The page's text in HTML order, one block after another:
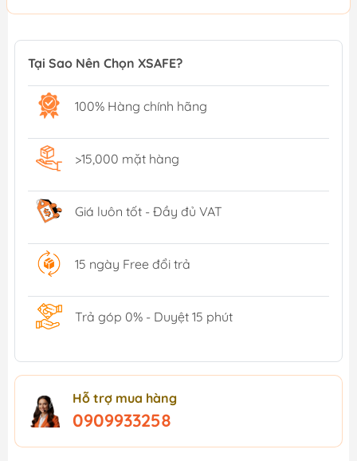
Tại Sao Nên Chọn XSAFE?
100% Hàng chính hãng
>15,000 mặt hàng
Giá luôn tốt - Đầy đủ VAT
15 ngày Free đổi trả
Trả góp 0% - Duyệt 15 phút
Hỗ trợ mua hàng
0909933258